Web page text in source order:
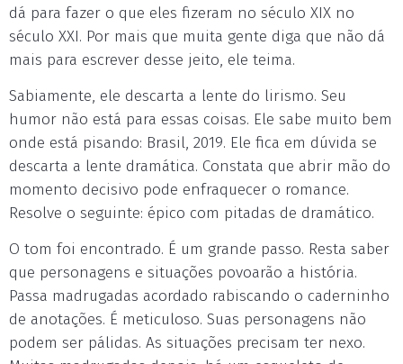
dá para fazer o que eles fizeram no século XIX no
século XXI. Por mais que muita gente diga que não dá
mais para escrever desse jeito, ele teima.
Sabiamente, ele descarta a lente do lirismo. Seu
humor não está para essas coisas. Ele sabe muito bem
onde está pisando: Brasil, 2019. Ele fica em dúvida se
descarta a lente dramática. Constata que abrir mão do
momento decisivo pode enfraquecer o romance.
Resolve o seguinte: épico com pitadas de dramático.
O tom foi encontrado. É um grande passo. Resta saber
que personagens e situações povoarão a história.
Passa madrugadas acordado rabiscando o caderninho
de anotações. É meticuloso. Suas personagens não
podem ser pálidas. As situações precisam ter nexo.